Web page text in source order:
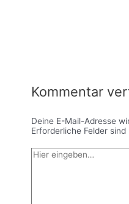
Kommentar
Deine E-Mail-Adresse
Erforderliche Felder sind
Hier
eingeben…